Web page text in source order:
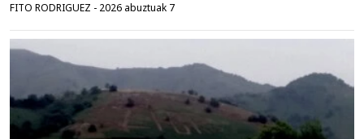
FITO RODRIGUEZ - 2026 abuztuak 7